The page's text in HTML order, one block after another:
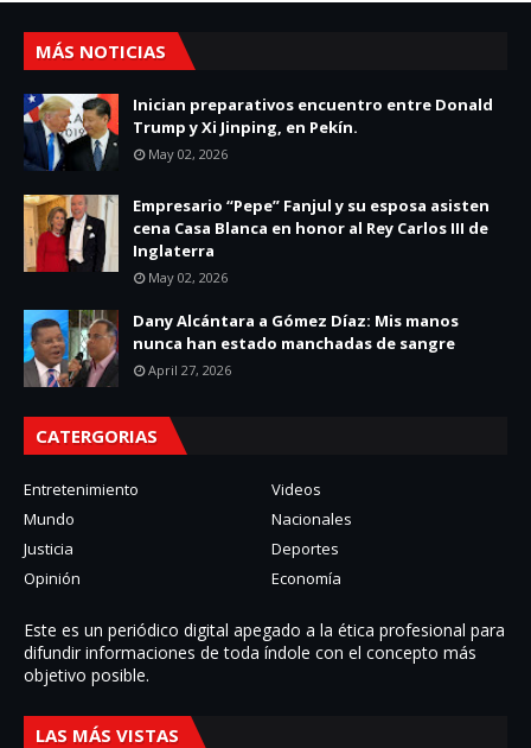
MÁS NOTICIAS
Inician preparativos encuentro entre Donald
Trump y Xi Jinping, en Pekín.
May 02, 2026
Empresario “Pepe” Fanjul y su esposa asisten
cena Casa Blanca en honor al Rey Carlos III de
Inglaterra
May 02, 2026
Dany Alcántara a Gómez Díaz: Mis manos
nunca han estado manchadas de sangre
April 27, 2026
CATERGORIAS
Entretenimiento
Videos
Mundo
Nacionales
Justicia
Deportes
Opinión
Economía
Este es un periódico digital apegado a la ética profesional para
difundir informaciones de toda í­ndole con el concepto más
objetivo posible.
LAS MÁS VISTAS